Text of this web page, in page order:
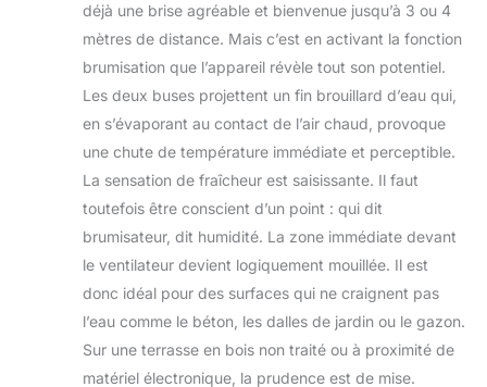
déjà une brise agréable et bienvenue jusqu’à 3 ou 4
mètres de distance. Mais c’est en activant la fonction
brumisation que l’appareil révèle tout son potentiel.
Les deux buses projettent un fin brouillard d’eau qui,
en s’évaporant au contact de l’air chaud, provoque
une chute de température immédiate et perceptible.
La sensation de fraîcheur est saisissante. Il faut
toutefois être conscient d’un point : qui dit
brumisateur, dit humidité. La zone immédiate devant
le ventilateur devient logiquement mouillée. Il est
donc idéal pour des surfaces qui ne craignent pas
l’eau comme le béton, les dalles de jardin ou le gazon.
Sur une terrasse en bois non traité ou à proximité de
matériel électronique, la prudence est de mise.